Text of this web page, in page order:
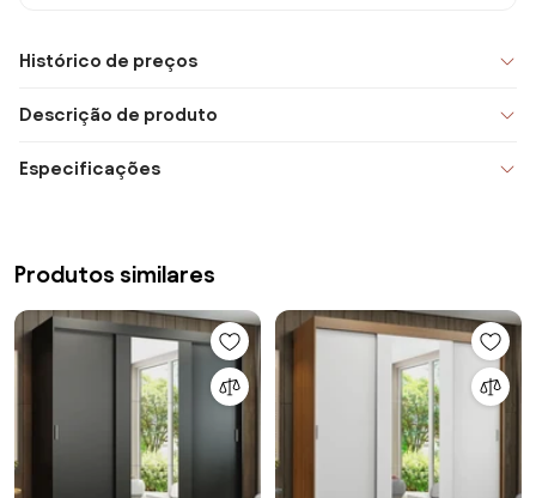
Histórico de preços
Descrição de produto
Especificações
Produtos similares